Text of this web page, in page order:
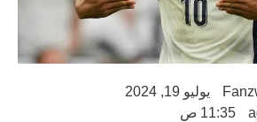
يوليو 19, 2024
11:35 ص